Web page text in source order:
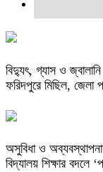
বিদ্যুৎ, গ্যাস ও
ফরিদপুরে মিছিল, জেলা
অসুবিধা ও
বিদ্যালয় শিক্ষার বদলে